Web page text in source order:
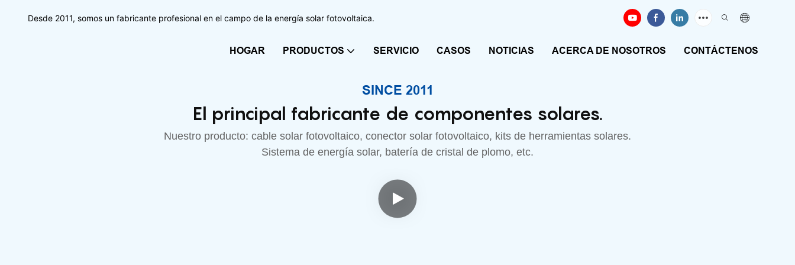
Desde 2011, somos un fabricante profesional en el campo de la energía solar fotovoltaica.
HOGAR PRODUCTOS SERVICIO CASOS NOTICIAS ACERCA DE NOSOTROS CONTÁCTENOS
SINCE 2011
El principal fabricante de componentes solares.
Nuestro producto: cable solar fotovoltaico, conector solar fotovoltaico, kits de herramientas solares.
Sistema de energía solar, batería de cristal de plomo, etc.